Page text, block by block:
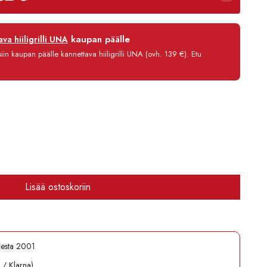
hiiligrilli UNAkaupan päälle
kaupan päälle kannettava hiiligrilli UNA (ovh. 139 €). Etu
Lisää ostoskoriin
2001